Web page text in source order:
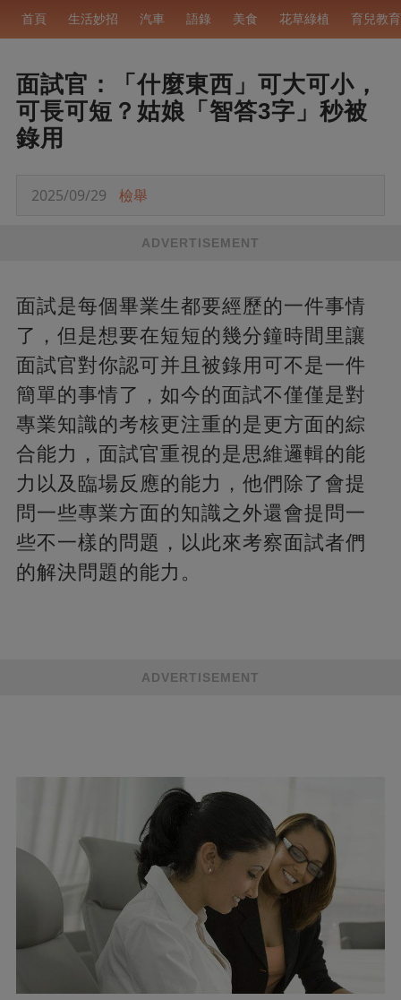
首頁 生活妙招 汽車 語錄 美食 花草綠植 育兒教育
面試官：「什麼東西」可大可小，
可長可短？姑娘「智答3字」秒被
錄用
2025/09/29 檢舉
ADVERTISEMENT
面試是每個畢業生都要經歷的一件事情
了，但是想要在短短的幾分鐘時間里讓
面試官對你認可并且被錄用可不是一件
簡單的事情了，如今的面試不僅僅是對
專業知識的考核更注重的是更方面的綜
合能力，面試官重視的是思維邏輯的能
力以及臨場反應的能力，他們除了會提
問一些專業方面的知識之外還會提問一
些不一樣的問題，以此來考察面試者們
的解決問題的能力。
ADVERTISEMENT